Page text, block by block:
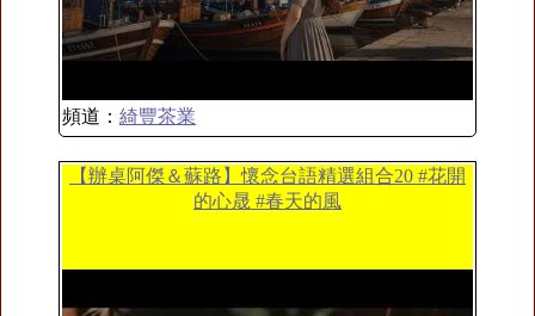
頻道： 綺豐茶業
【辦桌阿傑＆蘇路】懷念台語精選組合20 #花開
的心晟 #春天的風